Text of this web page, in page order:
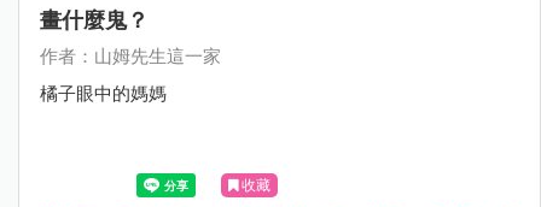
畫什麼鬼？
作者：山姆先生這一家
橘子眼中的媽媽
收藏